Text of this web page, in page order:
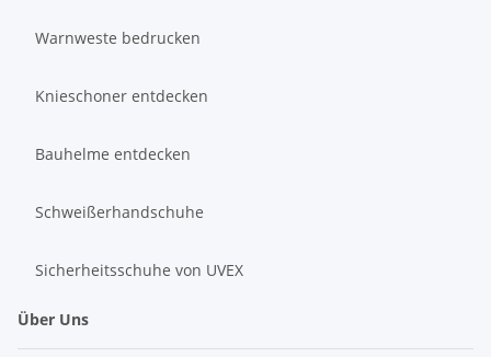
Warnweste bedrucken
Knieschoner entdecken
Bauhelme entdecken
Schweißerhandschuhe
Sicherheitsschuhe von UVEX
Über Uns